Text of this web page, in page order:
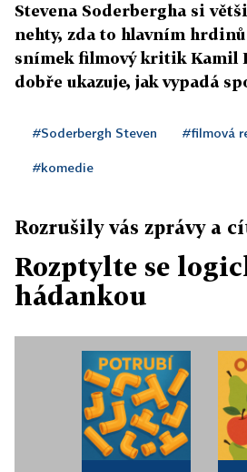
Stevena Soderbergha si
nehty, zda to hlavním
snímek filmový kritik Kamil
dobře ukazuje, jak vypadá
#Soderbergh Steven #filmová
#komedie
Rozrušily vás zprávy a
Rozptylte se
hádankou